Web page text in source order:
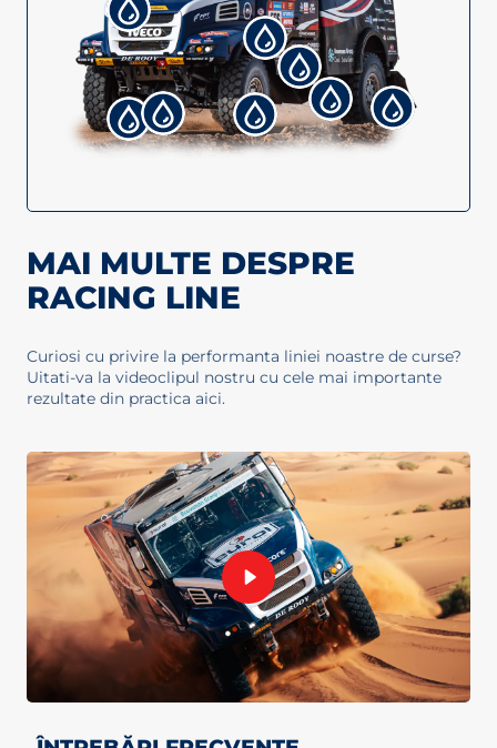
MAI MULTE DESPRE
RACING LINE
Curiosi cu privire la performanta liniei noastre de curse?
Uitati-va la videoclipul nostru cu cele mai importante
rezultate din practica aici.